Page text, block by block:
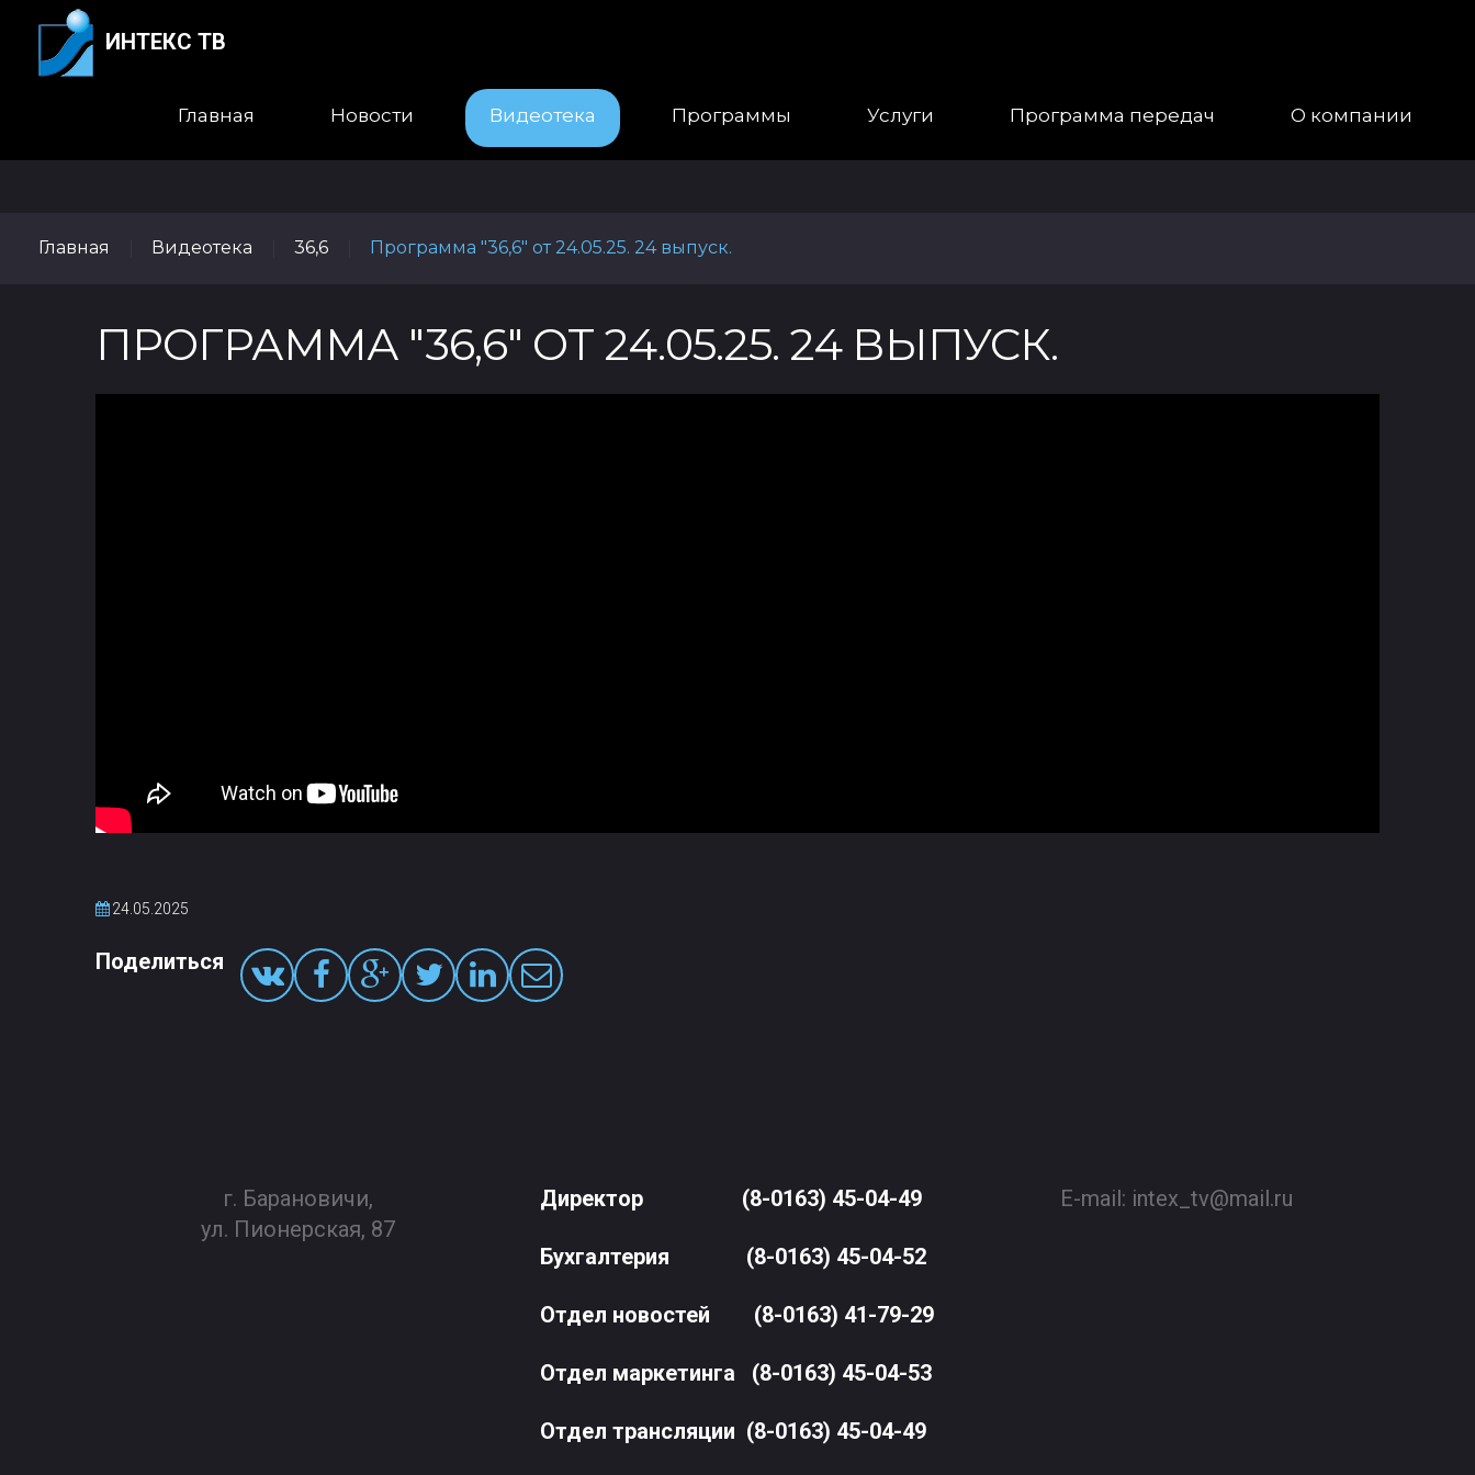
ИНТЕКС ТВ
Главная Новости Видеотека Программы Услуги Программа передач О компании
Главная Видеотека 36,6 Программа "36,6" от 24.05.25. 24 выпуск.
ПРОГРАММА "36,6" ОТ 24.05.25. 24 ВЫПУСК.
24.05.2025
Поделиться
г. Барановичи,
ул. Пионерская, 87
Директор (8-0163) 45-04-49
Бухгалтерия (8-0163) 45-04-52
Отдел новостей (8-0163) 41-79-29
Отдел маркетинга (8-0163) 45-04-53
Отдел трансляции (8-0163) 45-04-49
E-mail: intex_tv@mail.ru